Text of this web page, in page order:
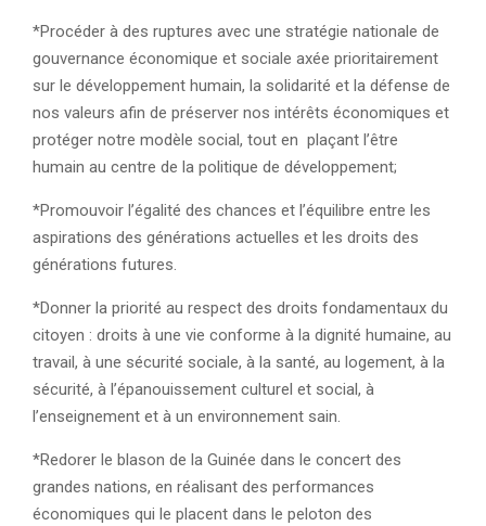
*Procéder à des ruptures avec une stratégie nationale de
gouvernance économique et sociale axée prioritairement
sur le développement humain, la solidarité et la défense de
nos valeurs afin de préserver nos intérêts économiques et
protéger notre modèle social, tout en plaçant l’être
humain au centre de la politique de développement;
*Promouvoir l’égalité des chances et l’équilibre entre les
aspirations des générations actuelles et les droits des
générations futures.
*Donner la priorité au respect des droits fondamentaux du
citoyen : droits à une vie conforme à la dignité humaine, au
travail, à une sécurité sociale, à la santé, au logement, à la
sécurité, à l’épanouissement culturel et social, à
l’enseignement et à un environnement sain.
*Redorer le blason de la Guinée dans le concert des
grandes nations, en réalisant des performances
économiques qui le placent dans le peloton des